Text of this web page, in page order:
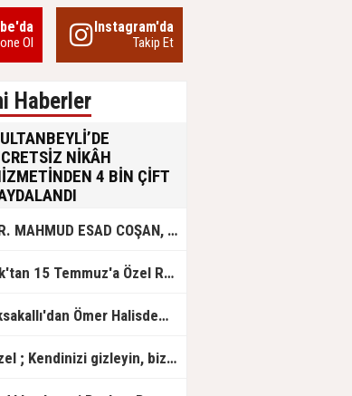
Ol
Instagram'da
Takip Et
Haberler
NİKÂH
4 BİN ÇİFT
gençlere destek amacıyla
başlattığı ücretsiz nikâh hizmetini
belirten Sultanbeyli
hizmet vermenin
COŞAN, DOĞUMUNUN HİCRÎ 91. YILINDA ELAZIĞ'DA YÂD EDİLECEK
Özel Reklam Filmi: "İrade Bizim, Zafer Bizim"
Ömer Halisdemir'e 'vefa' ziyareti!
gizleyin, bizden işaret bekleyin